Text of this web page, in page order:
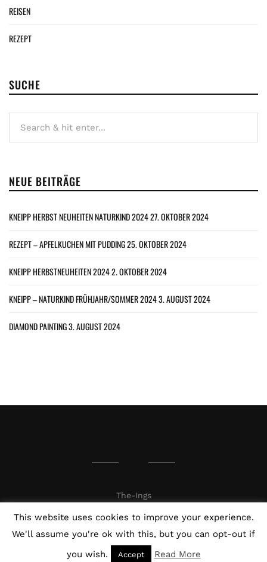
REISEN
REZEPT
SUCHE
NEUE BEITRÄGE
KNEIPP HERBST NEUHEITEN NATURKIND 202427. OKTOBER 2024
REZEPT – APFELKUCHEN MIT PUDDING25. OKTOBER 2024
KNEIPP HERBSTNEUHEITEN 20242. OKTOBER 2024
KNEIPP – NATURKIND FRÜHJAHR/SOMMER 20243. AUGUST 2024
DIAMOND PAINTING3. AUGUST 2024
The-Ings
This website uses cookies to improve your experience.
We'll assume you're ok with this, but you can opt-out if
you wish.
Accept Read More